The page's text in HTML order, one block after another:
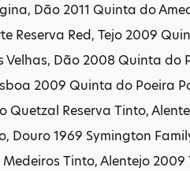
Dão 2011 Quinta do
Reserva Red, Tejo 2009
Velhas, Dão 2008 Quinta do
2009 Quinta do Poeira
Reserva Tinto,
1969 Symington
Tinto, Alentejo 2009